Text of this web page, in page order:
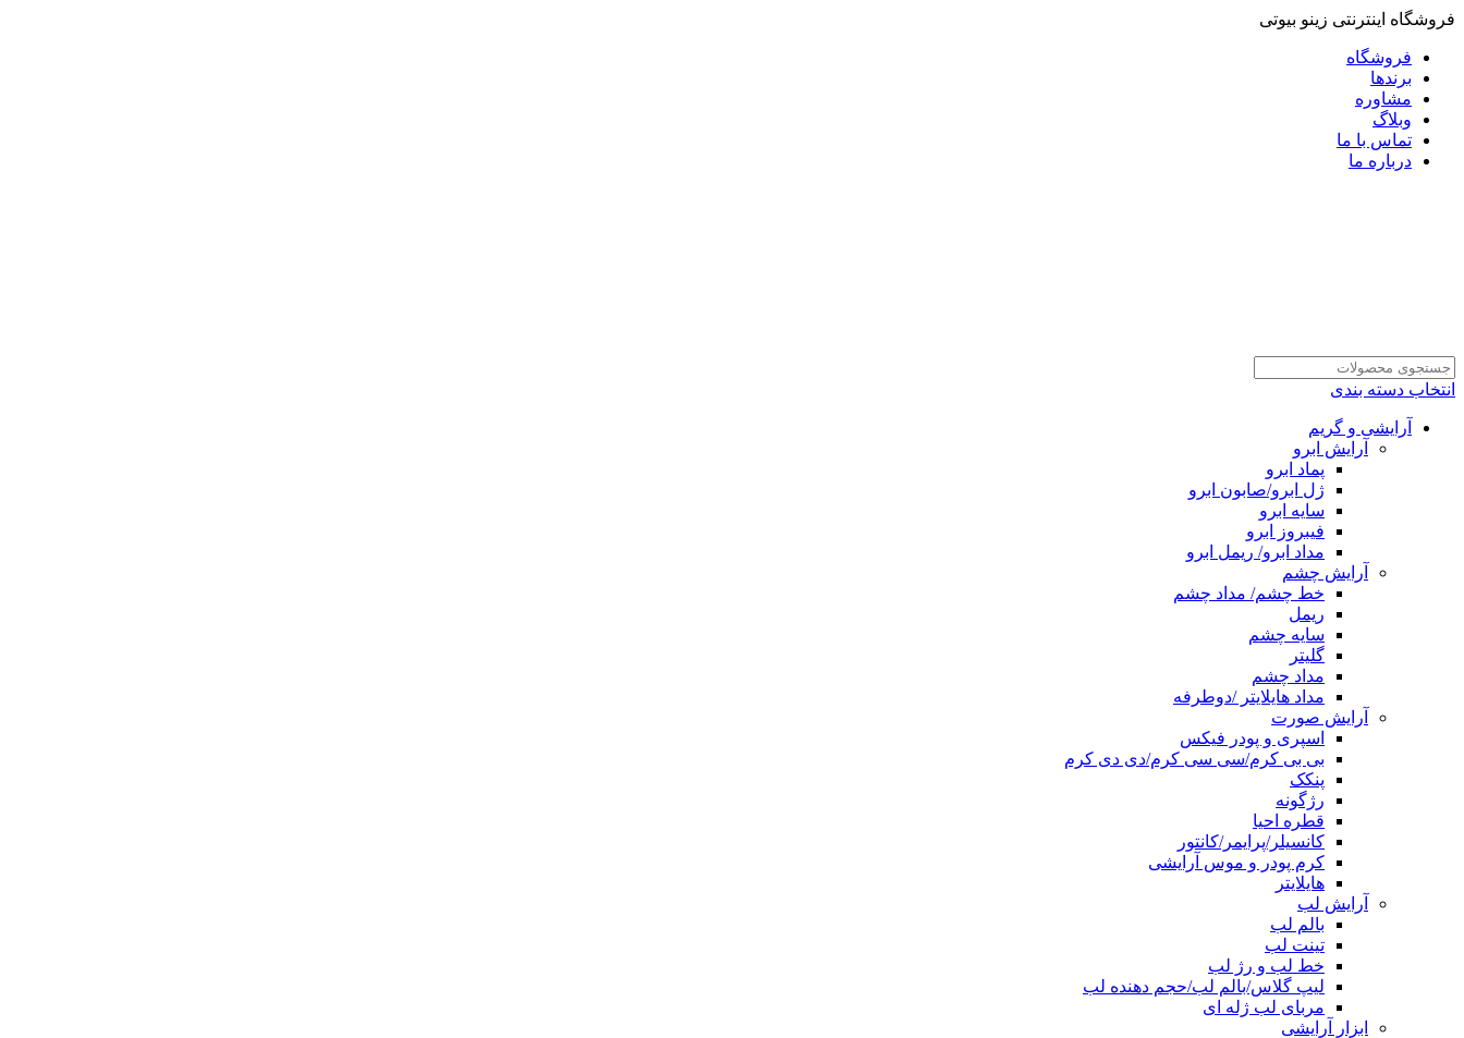
فروشگاه اینترنتی زینو بیوتی
فروشگاه
برندها
مشاوره
وبلاگ
تماس با ما
درباره ما
انتخاب دسته بندی
آرایشی و گریم
آرایش ابرو
پماد ابرو
ژل ابرو/صابون ابرو
سایه ابرو
فیبروز ابرو
مداد ابرو/ ریمل ابرو
آرایش چشم
خط چشم/ مداد چشم
ریمل
سایه چشم
گلیتر
مداد چشم
مداد هایلایتر /دوطرفه
آرایش صورت
اسپری و پودر فیکس
بی بی کرم/سی سی کرم/دی دی کرم
پنکک
رژگونه
قطره احیا
کانسیلر/پرایمر/کانتور
کرم پودر و موس آرایشی
هایلایتر
آرایش لب
بالم لب
تینت لب
خط لب و رژ لب
لیپ گلاس/بالم لب/حجم دهنده لب
مربای لب ژله ای
ابزار آرایشی